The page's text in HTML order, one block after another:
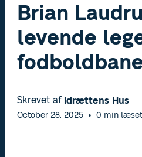
Brian
levende
Skrevet af Idrættens Hus
October 28, 2025 • 0 min